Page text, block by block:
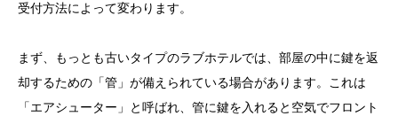
受付方法によって変わります。
まず、もっとも古いタイプのラブホテルでは、部屋の中に鍵を返
却するための「管」が備えられている場合があります。これは
「エアシューター」と呼ばれ、管に鍵を入れると空気でフロント